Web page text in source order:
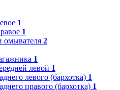
1
1
2
1
левой 1
левого (бархотка) 1
правого (бархотка) 1